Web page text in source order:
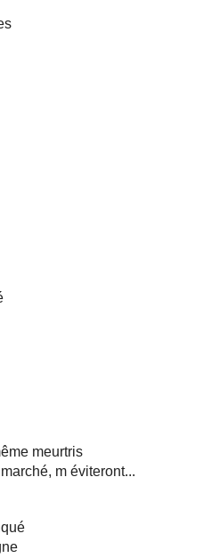
meurtris
m éviteront...